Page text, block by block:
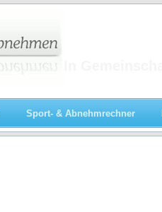
Sport- & Abnehmrechner